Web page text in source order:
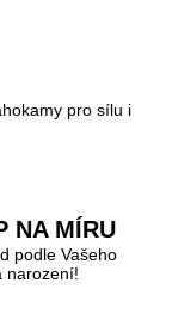
pro sílu i
NA MÍRU
podle Vašeho
narození!